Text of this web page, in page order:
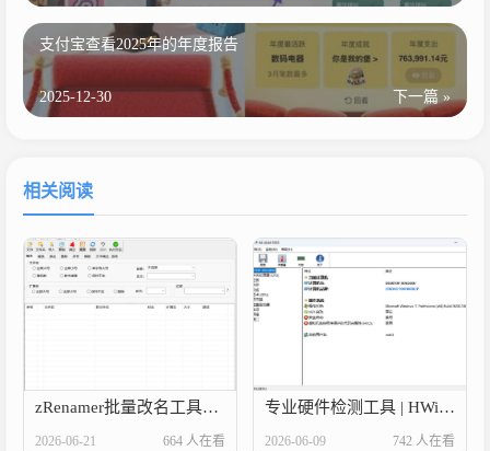
支付宝查看2025年的年度报告
下一篇 »
2025-12-30
相关阅读
zRenamer批量改名工具v2.1绿色版
2026-06-21 664 人在看
专业硬件检测工具 | HWiNFO
2026-06-09 742 人在看